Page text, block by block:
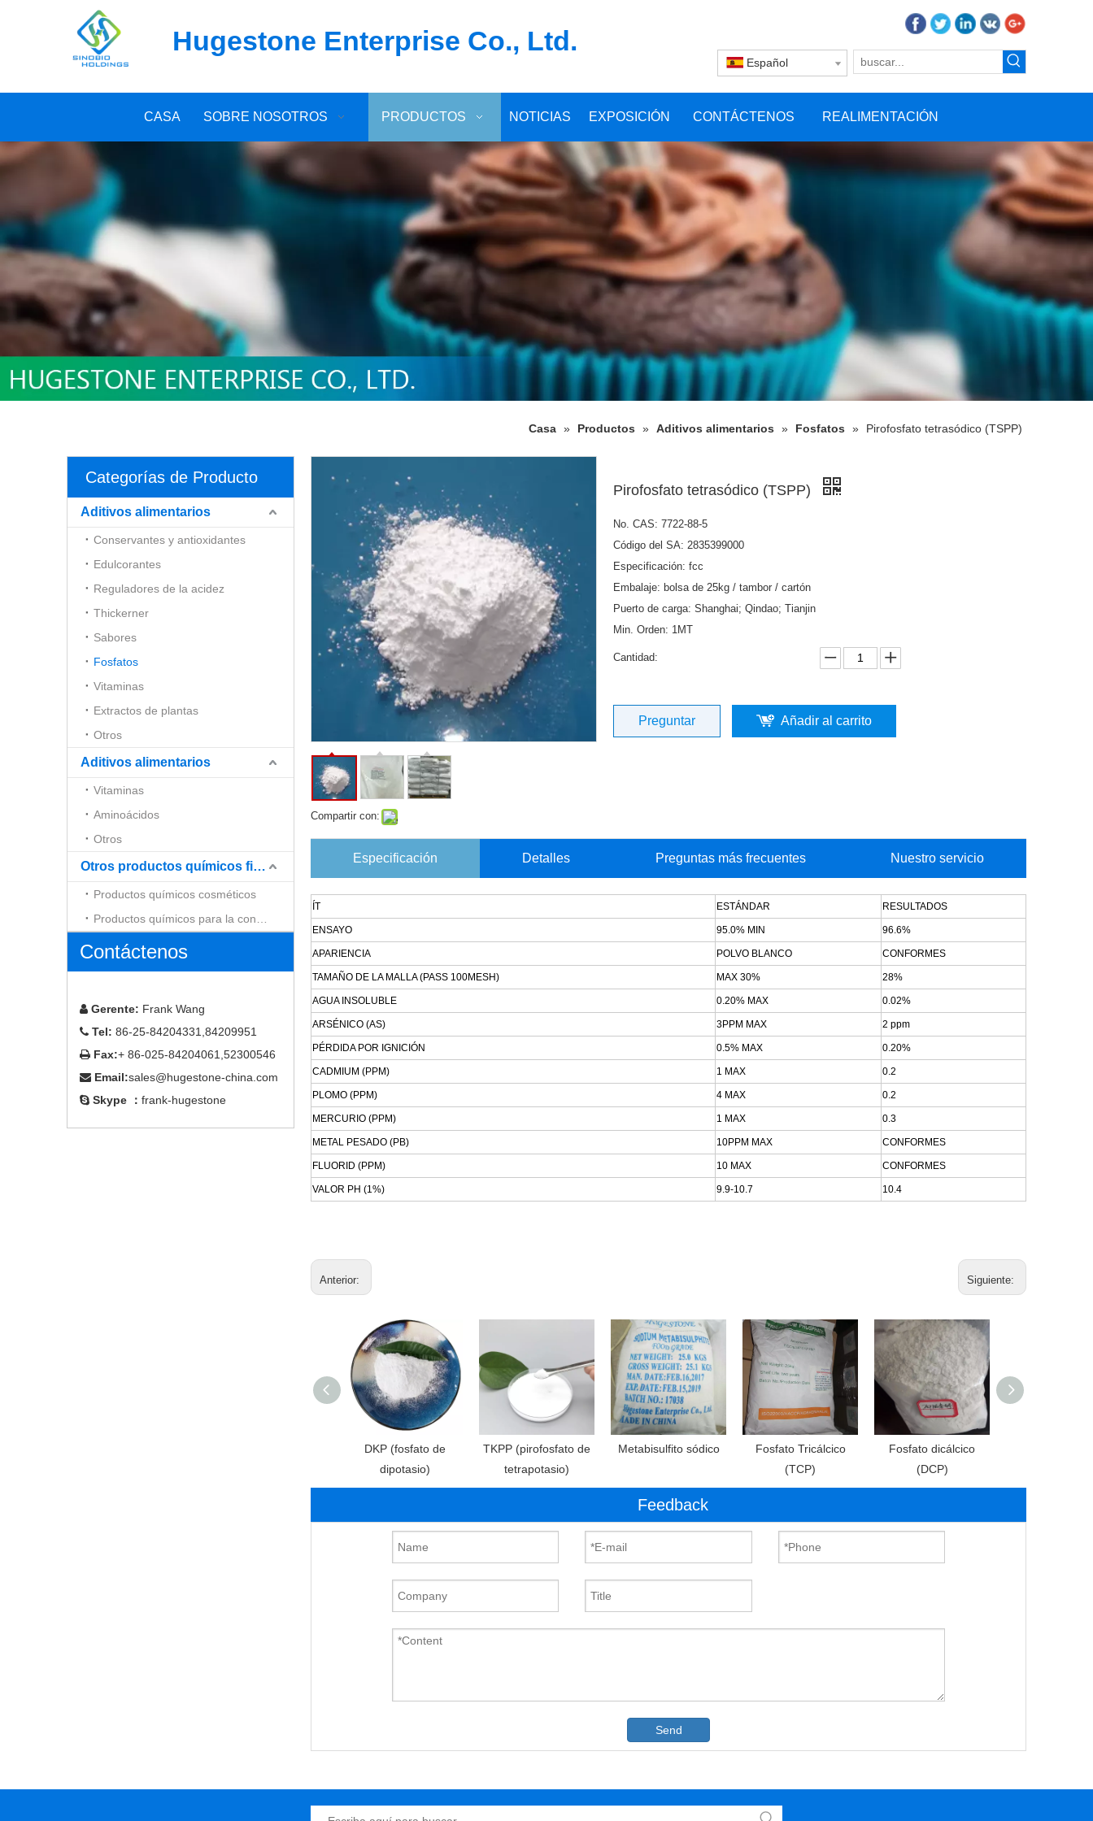
Hugestone Enterprise Co., Ltd.
Español
CASA SOBRE NOSOTROS PRODUCTOS NOTICIAS EXPOSICIÓN CONTÁCTENOS REALIMENTACIÓN
Casa » Productos » Aditivos alimentarios » Fosfatos » Pirofosfato tetrasódico (TSPP)
Categorías de Producto
Aditivos alimentarios
Conservantes y antioxidantes
Edulcorantes
Reguladores de la acidez
Thickerner
Sabores
Fosfatos
Vitaminas
Extractos de plantas
Otros
Aditivos alimentarios
Vitaminas
Aminoácidos
Otros
Otros productos químicos finos
Productos químicos cosméticos
Contáctenos
 Gerente: Frank Wang
 Tel: 86-25-84204331,84209951
 Fax:+ 86-025-84204061,52300546
 Email:sales@hugestone-china.com
 Skype ： frank-hugestone
Compartir con:
Pirofosfato tetrasódico (TSPP)
No. CAS: 7722-88-5
Código del SA: 2835399000
Especificación: fcc
Embalaje: bolsa de 25kg / tambor / cartón
Puerto de carga: Shanghai; Qindao; Tianjin
Min. Orden: 1MT
Cantidad:
Preguntar Añadir al carrito
Especificación Detalles Preguntas más frecuentes Nuestro servicio
ÍT ESTÁNDAR RESULTADOS
ENSAYO 95.0% MIN 96.6%
APARIENCIA POLVO BLANCO CONFORMES
TAMAÑO DE LA MALLA (PASS 100MESH) MAX 30% 28%
AGUA INSOLUBLE 0.20% MAX 0.02%
ARSÉNICO (AS) 3PPM MAX 2 ppm
PÉRDIDA POR IGNICIÓN 0.5% MAX 0.20%
CADMIUM (PPM) 1 MAX 0.2
PLOMO (PPM) 4 MAX 0.2
MERCURIO (PPM) 1 MAX 0.3
METAL PESADO (PB) 10PPM MAX CONFORMES
FLUORID (PPM) 10 MAX CONFORMES
VALOR PH (1%) 9.9-10.7 10.4
Anterior: Siguiente:
DKP (fosfato de
dipotasio)
TKPP (pirofosfato de
tetrapotasio)
Metabisulfito sódico
Fosfato Tricálcico
(TCP)
Fosfato dicálcico
(DCP)
Feedback
Send